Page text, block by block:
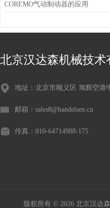
COREMO气动制动器的应用
北京汉达森机械技术
地址：北京市顺义区 旭辉空港
邮箱：sales8@handelsen.cn
传真：010-64714988-175
版权所有 © 2026 北京汉达